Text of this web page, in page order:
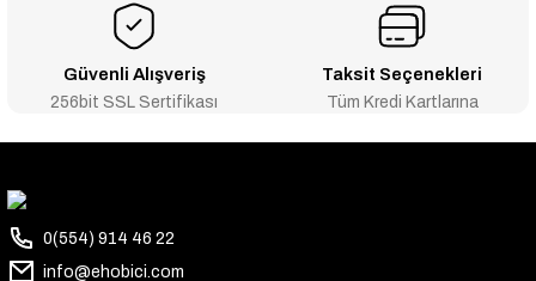
Güvenli Alışveriş
256bit SSL Sertifikası
Taksit Seçenekleri
Tüm Kredi Kartlarına
0(554) 914 46 22
info@ehobici.com